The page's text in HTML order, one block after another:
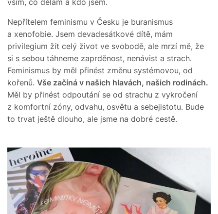
Nepřítelem feminismu v Česku je buranismus
a xenofobie. Jsem devadesátkové dítě, mám
privilegium žít celý život ve svobodě, ale mrzí mě, že
si s sebou táhneme zaprděnost, nenávist a strach.
Feminismus by měl přinést změnu systémovou, od
kořenů. Vše začíná v našich hlavách, našich rodinách.
Měl by přinést odpoutání se od strachu z vykročení
z komfortní zóny, odvahu, osvětu a sebejistotu. Bude
to trvat ještě dlouho, ale jsme na dobré cestě.